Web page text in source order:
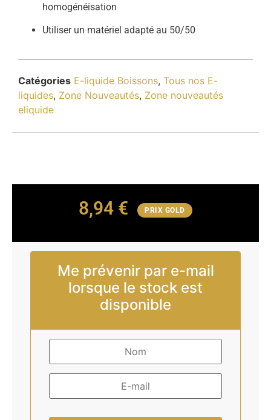
homogénéisation
Utiliser un matériel adapté au 50/50
Catégories E-liquide Boissons, Tous nos E-
liquides, Zone Nouveautés, Zone nouveautés
eliquide
8,94 € PRIX GOLD
Me prévenir par e-mail
lorsque le stock est
disponible